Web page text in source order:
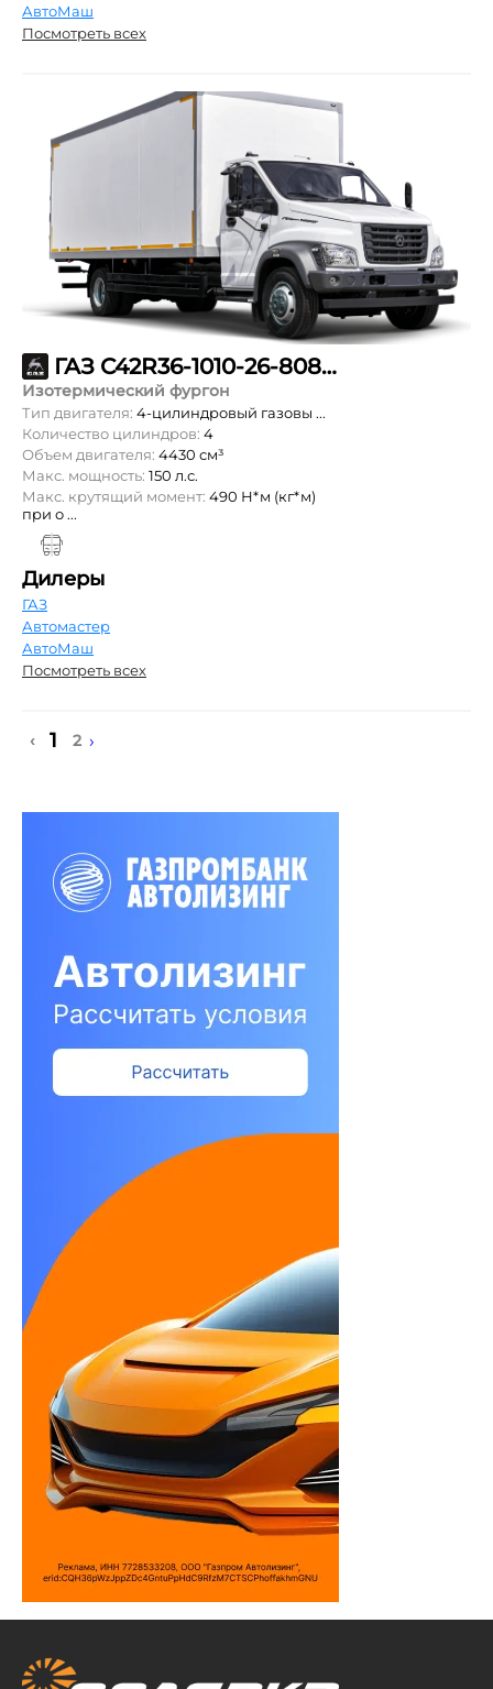
АвтоМаш
Посмотреть всех
ГАЗ С42R36-1010-26-808-99-00-000
Изотермический фургон
Тип двигателя: 4-цилиндровый газовы ...
Количество цилиндров: 4
Объем двигателя: 4430 см³
Макс. мощность: 150 л.с.
Макс. крутящий момент: 490 Н*м (кг*м)
при о ...
Дилеры
ГАЗ
Автомастер
АвтоМаш
Посмотреть всех
‹ 1 2 ›